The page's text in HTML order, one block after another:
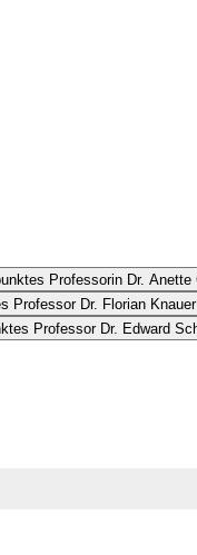
Professorin Dr. Anette
Professor Dr. Florian Knauer
Professor Dr. Edward